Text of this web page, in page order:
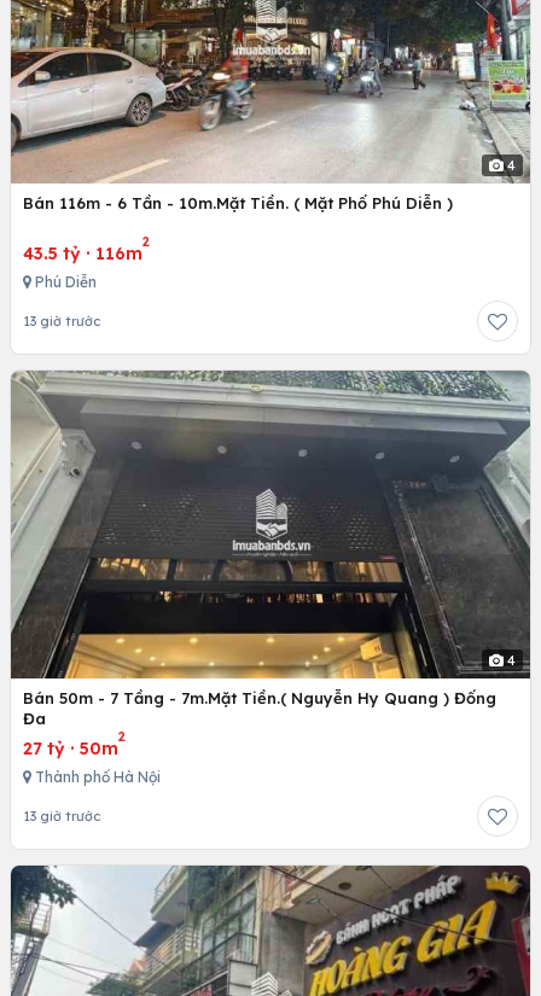
4
Bán 116m - 6 Tần - 10m.Mặt Tiền. ( Mặt Phố Phú Diễn )
43.5 tỷ · 116m
2
Phú Diễn
13 giờ trước
4
Bán 50m - 7 Tầng - 7m.Mặt Tiền.( Nguyễn Hy Quang ) Đống
Đa
27 tỷ · 50m
2
Thành phố Hà Nội
13 giờ trước